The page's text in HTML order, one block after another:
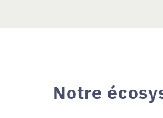
Notre